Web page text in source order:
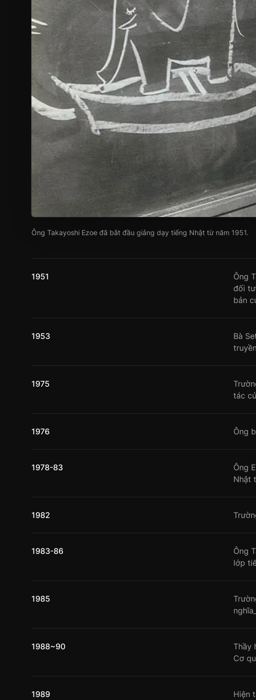
Ông Takayoshi Ezoe đã bắt đầu giảng dạy tiếng Nhật từ năm 1951.
1951
Ông
đối
bản
1953
Bà
1975
tác
1976 Ông
1978-83
Ông
Nhật
1982
1983-86
Ông
lớp
1985
1988~90
Thầy
Cơ
1989
Hiện